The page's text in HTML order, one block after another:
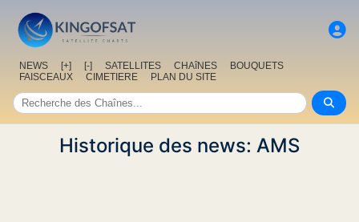
NEWS [+] [-] SATELLITES CHAîNES
BOUQUETS
FAISCEAUX
CIMETIERE PLAN DU SITE
Historique des news: AMS